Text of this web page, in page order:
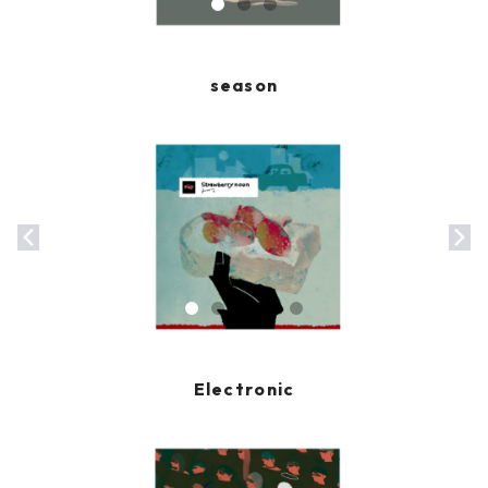
season
Electronic